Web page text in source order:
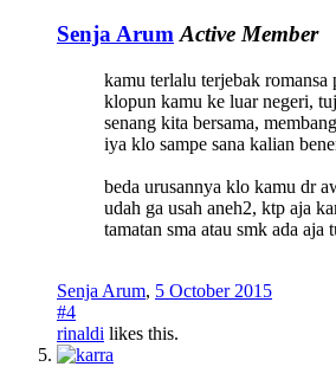
Senja Arum Active Member
kamu terlalu terjebak romansa
klopun kamu ke luar negeri,
senang kita bersama,
iya klo sampe sana kalian
beda urusannya klo kamu dr
udah ga usah aneh2, ktp aja
tamatan sma atau smk ada
Senja Arum, 5 October 2015
#4
rinaldi likes this.